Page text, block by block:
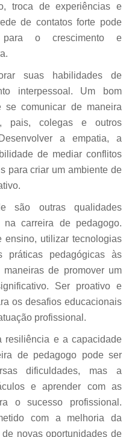
troca de experiências e
de contatos forte pode
o crescimento e
suas habilidades de
interpessoal. Um bom
comunicar de maneira
pais, colegas e outros
a empatia, a
de mediar conflitos
para criar um ambiente de
são outras qualidades
na carreira de pedagogo.
ensino, utilizar tecnologias
práticas pedagógicas às
de promover um
Ser proativo e
os desafios educacionais
profissional.
resiliência e a capacidade
de pedagogo pode ser
dificuldades, mas a
e aprender com as
o sucesso profissional.
com a melhoria da
novas oportunidades de